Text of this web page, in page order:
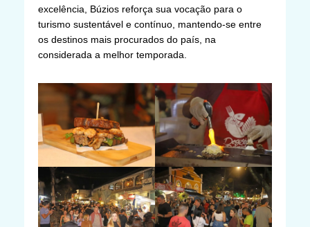
excelência, Búzios reforça sua vocação para o
turismo sustentável e contínuo, mantendo-se entre
os destinos mais procurados do país, na
considerada a melhor temporada.